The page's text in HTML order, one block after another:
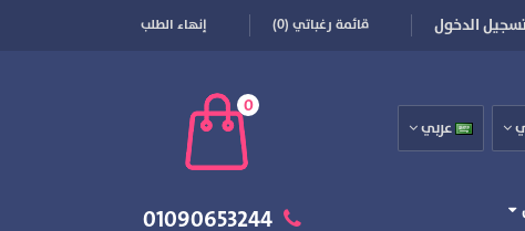
الدخول قائمة رغباتي (0) إنهاء الطلب
عربي
0